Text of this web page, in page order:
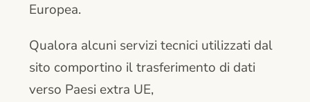
Europea.
Qualora alcuni servizi tecnici utilizzati dal
sito comportino il trasferimento di dati
verso Paesi extra UE,